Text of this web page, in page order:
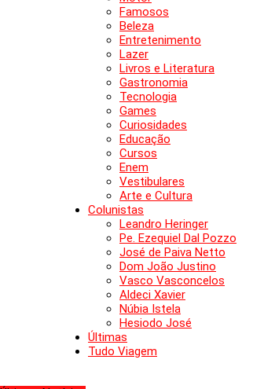
Famosos
Beleza
Entretenimento
Lazer
Livros e Literatura
Gastronomia
Tecnologia
Games
Curiosidades
Educação
Cursos
Enem
Vestibulares
Arte e Cultura
Colunistas
Leandro Heringer
Pe. Ezequiel Dal Pozzo
José de Paiva Netto
Dom João Justino
Vasco Vasconcelos
Aldeci Xavier
Núbia Istela
Hesiodo José
Últimas
Tudo Viagem